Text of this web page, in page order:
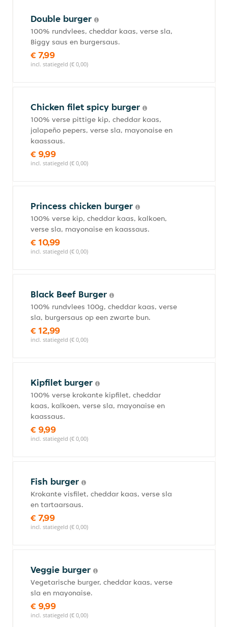
Double burger
100% rundvlees, cheddar kaas, verse sla,
Biggy saus en burgersaus.
€ 7,99
incl. statiegeld (€ 0,00)
Chicken filet spicy burger
100% verse pittige kip, cheddar kaas,
jalapeño pepers, verse sla, mayonaise en
kaassaus.
€ 9,99
incl. statiegeld (€ 0,00)
Princess chicken burger
100% verse kip, cheddar kaas, kalkoen,
verse sla, mayonaise en kaassaus.
€ 10,99
incl. statiegeld (€ 0,00)
Black Beef Burger
100% rundvlees 100g, cheddar kaas, verse
sla, burgersaus op een zwarte bun.
€ 12,99
incl. statiegeld (€ 0,00)
Kipfilet burger
100% verse krokante kipfilet, cheddar
kaas, kalkoen, verse sla, mayonaise en
kaassaus.
€ 9,99
incl. statiegeld (€ 0,00)
Fish burger
Krokante visfilet, cheddar kaas, verse sla
en tartaarsaus.
€ 7,99
incl. statiegeld (€ 0,00)
Veggie burger
Vegetarische burger, cheddar kaas, verse
sla en mayonaise.
€ 9,99
incl. statiegeld (€ 0,00)